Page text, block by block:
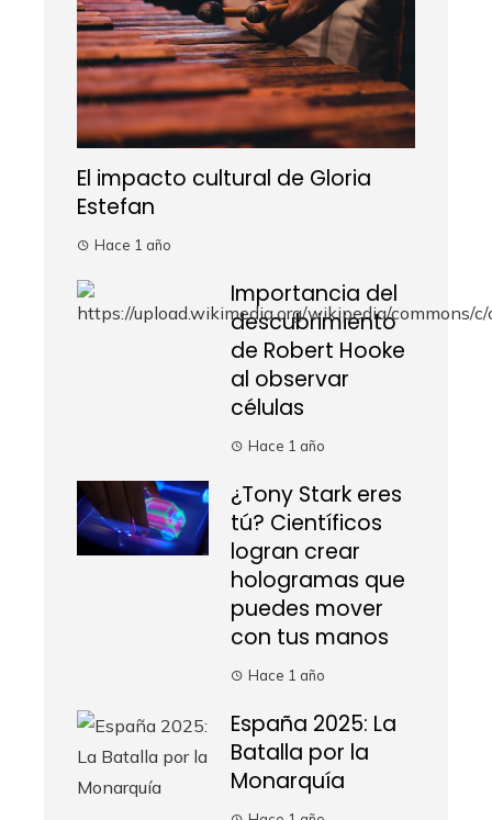
El impacto cultural de Gloria
Estefan
Hace 1 año
Importancia del
descubrimiento
de Robert Hooke
al observar
células
Hace 1 año
¿Tony Stark eres
tú? Científicos
logran crear
hologramas que
puedes mover
con tus manos
Hace 1 año
España 2025: La
Batalla por la
Monarquía